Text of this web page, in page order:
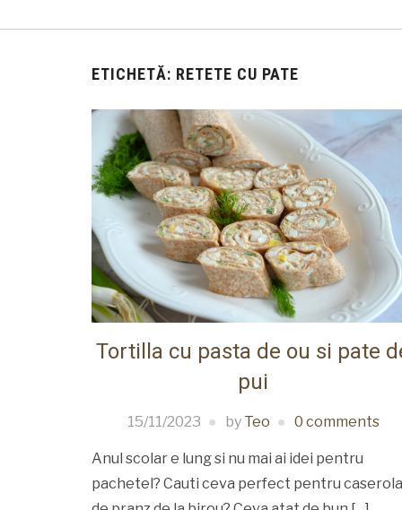
ETICHETĂ: RETETE CU PATE
Tortilla cu pasta de ou si pate
pui
15/11/2023 by Teo 0 comments
Anul scolar e lung si nu mai ai idei pentru
pachetel? Cauti ceva perfect pentru caserola